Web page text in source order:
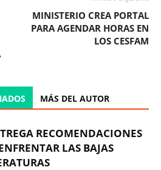
MINISTERIO CREA PORTAL
PARA AGENDAR HORAS EN
LOS CESFAM
MÁS DEL AUTOR
RECOMENDACIONES
LAS BAJAS